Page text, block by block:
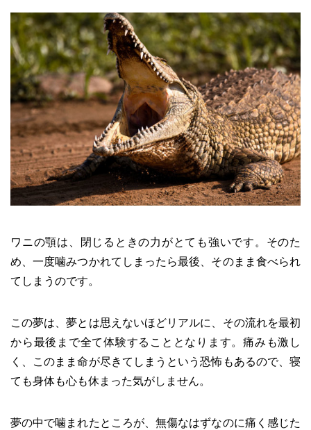
ワニの顎は、閉じるときの力がとても強いです。そのた
め、一度噛みつかれてしまったら最後、そのまま食べられ
てしまうのです。
この夢は、夢とは思えないほどリアルに、その流れを最初
から最後まで全て体験することとなります。痛みも激し
く、このまま命が尽きてしまうという恐怖もあるので、寝
ても身体も心も休まった気がしません。
夢の中で噛まれたところが、無傷なはずなのに痛く感じた